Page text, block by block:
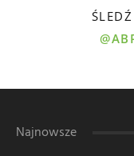
Najnowsze